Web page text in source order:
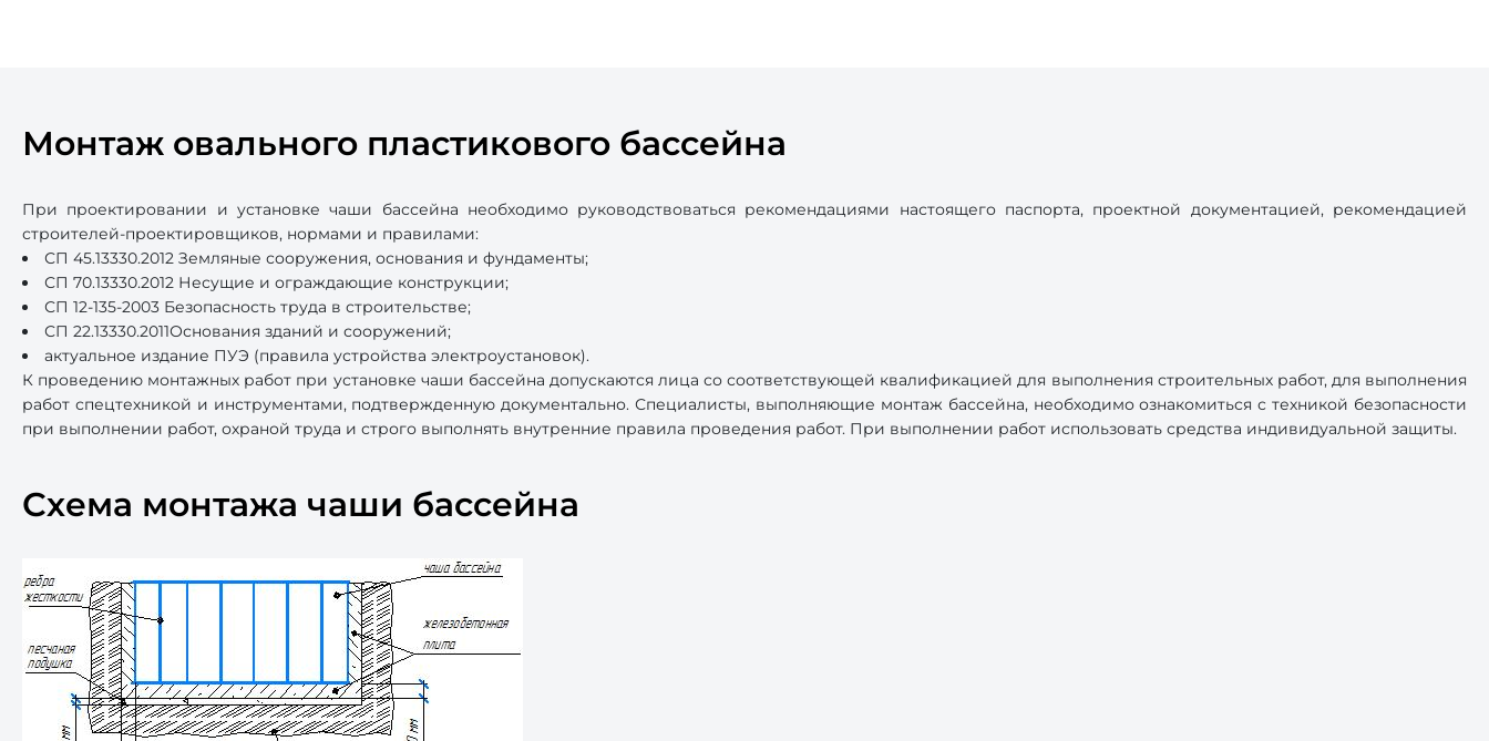
Монтаж овального пластикового бассейна
При проектировании и установке чаши бассейна необходимо руководствоваться рекомендациями настоящего паспорта, проектной документацией, рекомендацией
строителей-проектировщиков, нормами и правилами:
СП 45.13330.2012 Земляные сооружения, основания и фундаменты;
СП 70.13330.2012 Несущие и ограждающие конструкции;
СП 12-135-2003 Безопасность труда в строительстве;
СП 22.13330.2011Основания зданий и сооружений;
актуальное издание ПУЭ (правила устройства электроустановок).
К проведению монтажных работ при установке чаши бассейна допускаются лица со соответствующей квалификацией для выполнения строительных работ, для выполнения
работ спецтехникой и инструментами, подтвержденную документально. Специалисты, выполняющие монтаж бассейна, необходимо ознакомиться с техникой безопасности
при выполнении работ, охраной труда и строго выполнять внутренние правила проведения работ. При выполнении работ использовать средства индивидуальной защиты.
Схема монтажа чаши бассейна